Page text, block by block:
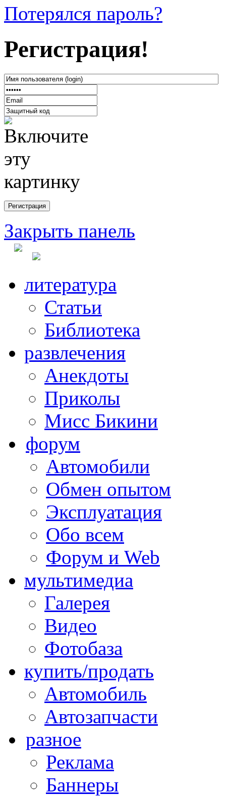
Потерялся пароль?
Регистрация!
Закрыть панель
литература
Статьи
Библиотека
развлечения
Анекдоты
Приколы
Мисс Бикини
форум
Автомобили
Обмен опытом
Эксплуатация
Обо всем
Форум и Web
мультимедиа
Галерея
Видео
Фотобаза
купить/продать
Автомобиль
Автозапчасти
разное
Реклама
Баннеры